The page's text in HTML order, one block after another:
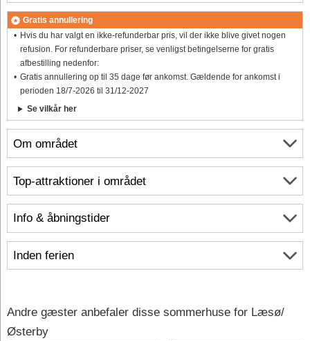
Om området
Info & åbningstider
Inden ferien
Gratis annullering
Hvis du har valgt en ikke-refunderbar pris, vil der ikke blive givet nogen
refusion. For refunderbare priser, se venligst betingelserne for gratis
afbestilling nedenfor:
Gratis annullering op til 35 dage før ankomst. Gældende for ankomst i
perioden 18/7-2026 til 31/12-2027
Se vilkår her
Top-attraktioner i området
Andre gæster anbefaler disse sommerhuse for Læsø/
Østerby